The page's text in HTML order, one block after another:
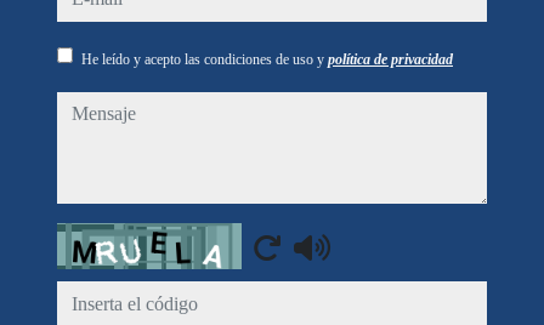
He leído y acepto las condiciones de uso y política de privacidad
mensaje
Captcha